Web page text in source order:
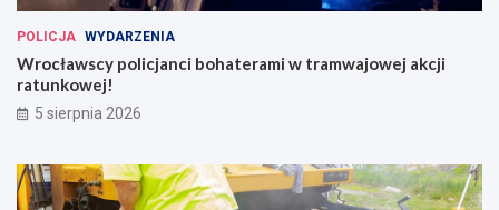
POLICJA WYDARZENIA
Wrocławscy policjanci bohaterami w tramwajowej akcji
ratunkowej!
5 sierpnia 2026